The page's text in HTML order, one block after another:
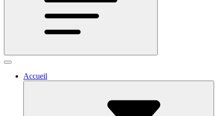
Accueil